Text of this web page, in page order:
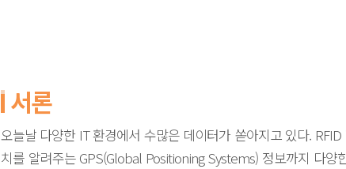
서론
오늘날 다양한 IT 환경에서 수많은 데이터가 쏟아지고 있다.
치를 알려주는 GPS(Global Positioning Systems) 정보까지 다